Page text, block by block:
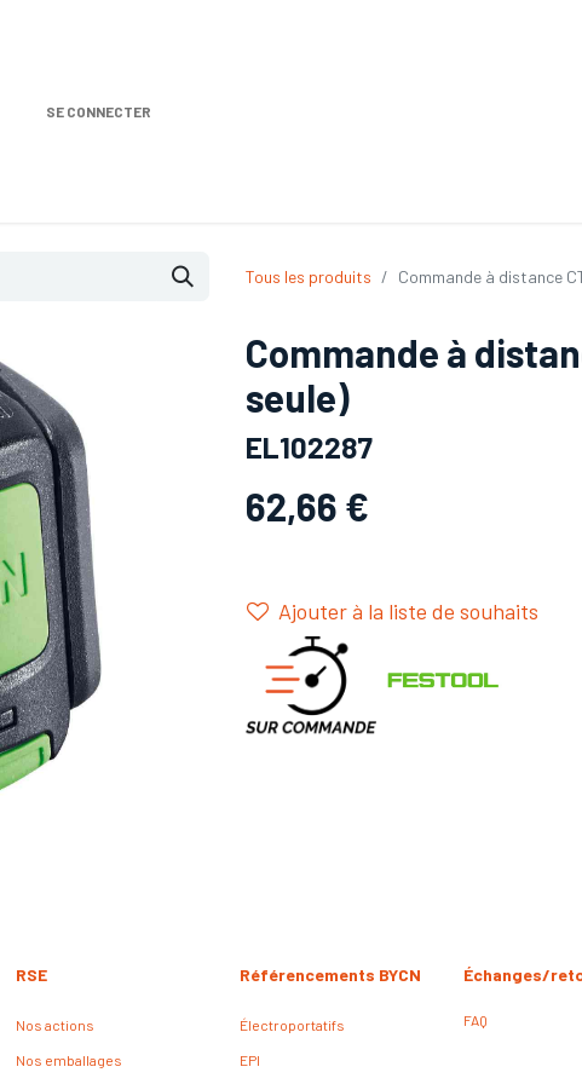
SE CONNECTER
Tous les produits Commande à distance
Commande à
seule)
EL102287
62,66 €
Ajouter à la liste de souhaits
Échanges/
FAQ
Référencements BYCN
Électroportatifs
EPI
RSE
Nos actions
Nos emballages